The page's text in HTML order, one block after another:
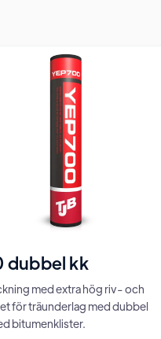
dubbel kk
med extra hög riv- och
för träunderlag med dubbel
bitumenklister.